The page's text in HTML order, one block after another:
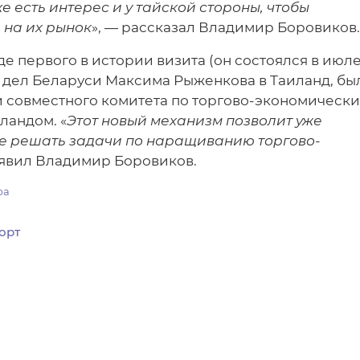
есть интерес и у тайской стороны, чтобы
их рынок», — рассказал Владимир Боровиков.
первого в истории визита (он состоялся в
Беларуси Максима Рыженкова в Таиланд,
комитета по торгово-
«Этот новый механизм позволит уже
решать задачи по наращиванию торгово-
Владимир Боровиков.